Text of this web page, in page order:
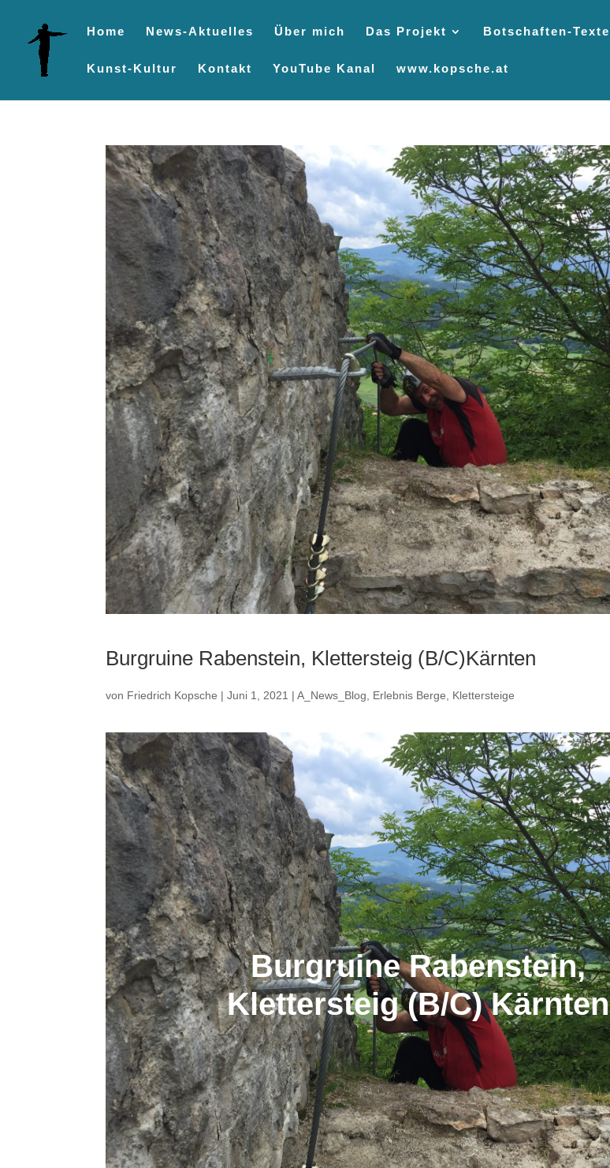
Home News-Aktuelles Über mich Das Projekt Botschaften-Texte
Kunst-Kultur Kontakt YouTube Kanal www.kopsche.at
Burgruine Rabenstein, Klettersteig (B/C)Kärnten
von Friedrich Kopsche |Juni 1, 2021 |A_News_Blog Erlebnis Berge Klettersteige
Burgruine Rabenstein,
Klettersteig (B/C) Kärnten